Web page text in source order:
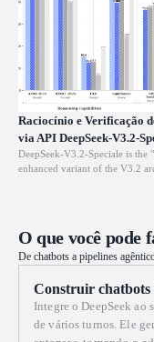
Raciocínio e Verificação
via API DeepSeek-V3.2-
DeepSeek-V3.2-Speciale is the
enhanced variant of the V3.2
rivaling the performance of
mainstream reasoning
verification, and high-stakes
where logical integrity is non-
O que você pode
De chatbots a pipelines
Construir chatbots
Integre o DeepSeek
de vários turnos. Ele